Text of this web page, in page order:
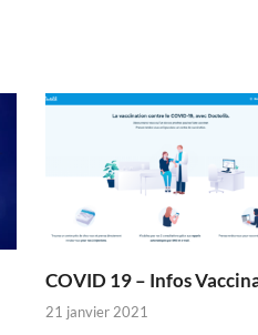
COVID 19 – Infos
21 janvier 2021